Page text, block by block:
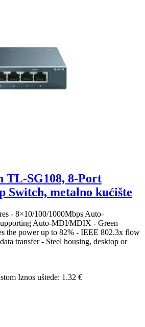
TL-SG108, 8-Port
Switch, metalno kućište
- 8×10/100/1000Mbps Auto-
Auto-MDI/MDIX - Green
the power up to 82% - IEEE 802.3x flow
transfer - Steel housing, desktop or
Iznos uštede: 1.32 €